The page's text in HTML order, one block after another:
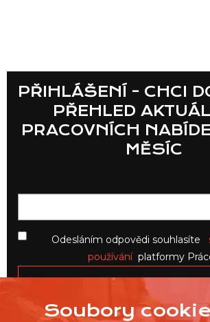
Seznam prodejen
Seznam NC
PŘIHLÁŠENÍ - CHCI
PŘEHLED
PRACOVNÍCH
MĚSÍC
Odesláním odpovědi souhlasíte
používáníplatformy
Soubory